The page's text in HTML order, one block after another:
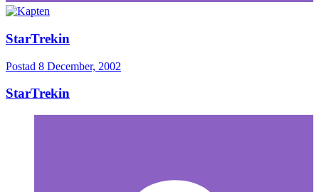
StarTrekin
Postad 8 December, 2002
StarTrekin